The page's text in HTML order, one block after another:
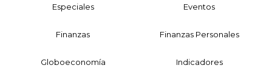
Especiales Eventos
Finanzas Finanzas Personales
Globoeconomía Indicadores